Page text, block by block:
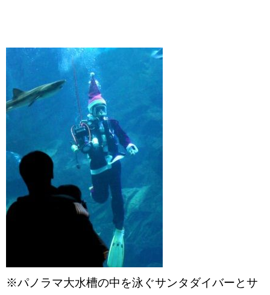
※パノラマ大水槽の中を泳ぐサンタダイバーとサ